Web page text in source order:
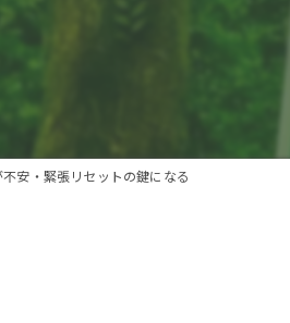
安・緊張リセットの鍵になる